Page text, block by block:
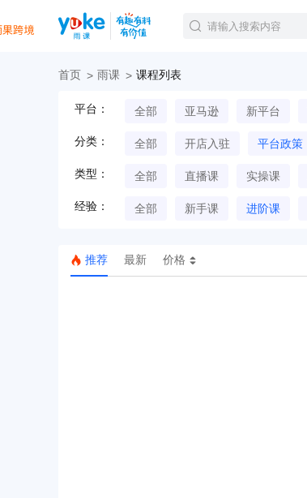
首页 雨课 课程列表
平台： 全部 亚马逊 新平台
分类： 全部 开店入驻 平台政策
类型： 全部 直播课 实操课
经验： 全部 新手课 进阶课
推荐 最新 价格